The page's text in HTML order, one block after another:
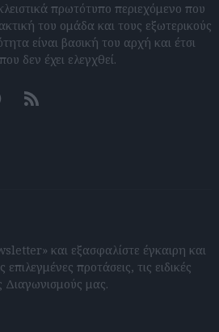
πρωτότυπο περιεχόμενο που
του ομάδα και τους εξωτερικούς
είναι βασική του αρχή και έτσι
δεν έχει ελεγχθεί.
RSS feeds
και εξασφαλίστε έγκαιρη και
προτάσεις, τις ειδικές
Διαγωνισμούς μας.